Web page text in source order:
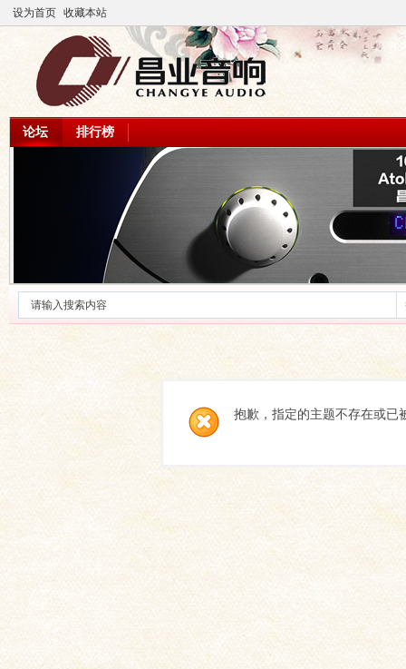
设为首页 收藏本站
论坛 排行榜
抱歉，指定的主题不存在或已